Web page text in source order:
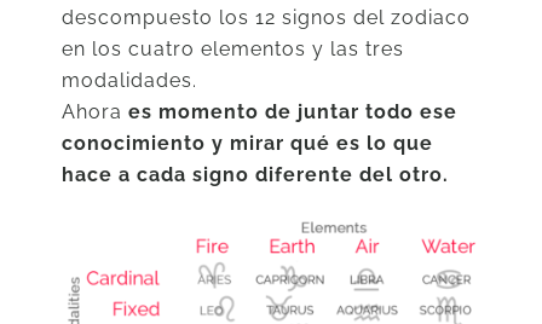
descompuesto los 12 signos del zodiaco
en los cuatro elementos y las tres
modalidades.
Ahoraes momento de juntar todo ese
conocimiento y mirar qué es lo que
hace a cada signo diferente del otro.